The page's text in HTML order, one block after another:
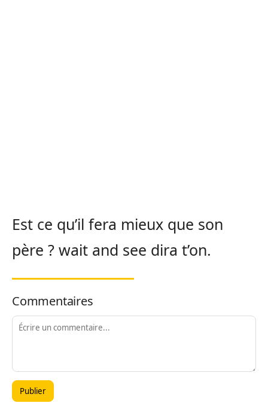
Est ce qu’il fera mieux que son
père ? wait and see dira t’on.
Commentaires
Publier